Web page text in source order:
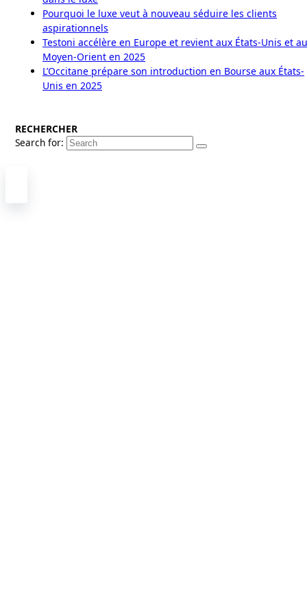
Pourquoi le luxe veut à nouveau séduire les clients
aspirationnels
Testoni accélère en Europe et revient aux États-Unis et au
Moyen-Orient en 2025
L’Occitane prépare son introduction en Bourse aux États-
Unis en 2025
RECHERCHER
Search for: